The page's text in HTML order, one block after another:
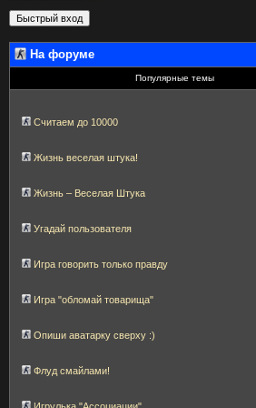
На форуме
Популярные темы
Считаем до 10000
Жизнь веселая штука!
Жизнь – Веселая Штука
Угадай пользователя
Игра говорить только правду
Игра "обломай товарища"
Опиши аватарку сверху :)
Флуд смайлами!